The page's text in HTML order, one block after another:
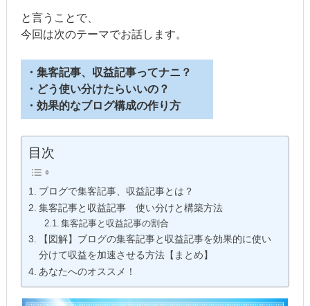
と言うことで、
今回は次のテーマでお話します。
・集客記事、収益記事ってナニ？
・どう使い分けたらいいの？
・効果的なブログ構成の作り方
目次
ブログで集客記事、収益記事とは？
集客記事と収益記事 使い分けと構築方法
集客記事と収益記事の割合
【図解】ブログの集客記事と収益記事を効果的に使い
分けて収益を加速させる方法【まとめ】
あなたへのオススメ！